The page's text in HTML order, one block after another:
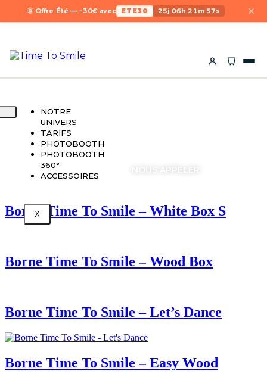
🌞 Offre Été — −30€ avec ETE30 25j 06h 21m 57s ×
NOTRE
UNIVERS
TARIFS
PHOTOBOOTH
PHOTOBOOTH
360°
ACCESSOIRES
X
DEMANDER UN DEVIS NOUS APPELER
Borne Time To Smile – White Box S
Borne Time To Smile – Wood Box
Borne Time To Smile – Let’s Dance
Borne Time To Smile – Easy Wood